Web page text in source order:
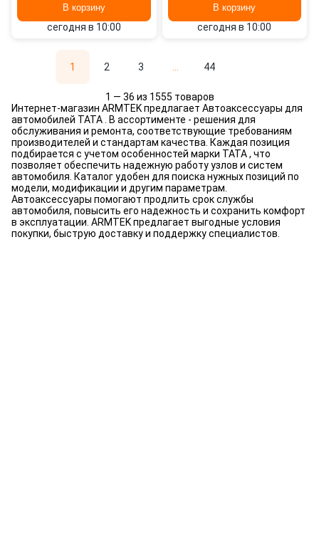
В корзину
сегодня в 10:00
В корзину
сегодня в 10:00
1 2 3 44
1 — 36 из 1555 товаров
Интернет-магазин ARMTEK предлагает Автоаксессуары для
автомобилей TATA . В ассортименте - решения для
обслуживания и ремонта, соответствующие требованиям
производителей и стандартам качества. Каждая позиция
подбирается с учетом особенностей марки TATA , что
позволяет обеспечить надежную работу узлов и систем
автомобиля. Каталог удобен для поиска нужных позиций по
модели, модификации и другим параметрам.
Автоаксессуары помогают продлить срок службы
автомобиля, повысить его надежность и сохранить комфорт
в эксплуатации. ARMTEK предлагает выгодные условия
покупки, быструю доставку и поддержку специалистов.